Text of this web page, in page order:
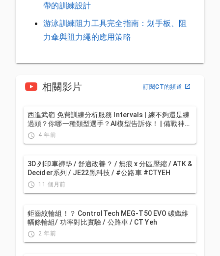
帶的訓練設計
游泳訓練阻力工具完全指南：划手板、阻
力傘與阻力繩的應用策略
相關影片 訂閱CT的頻道
西進武嶺 免費訓練分析服務 Intervals | 練不夠還是練
過頭？你哪一種類型選手？AI模型告訴你！ | 備戰神器
4 年前
3D 列印車褲墊 / 舒適改善？ / 無痕 x 分區壓縮 / ATK &
Decider系列 / JE22黑科技 / #公路車 #CTYEH
11 個月前
鉅齒紋輪組！？ ControlTech MEG-T50 EVO 碳纖維
幅條輪組/ 功率對比實驗 / 公路車 / CT Yeh
2 年前